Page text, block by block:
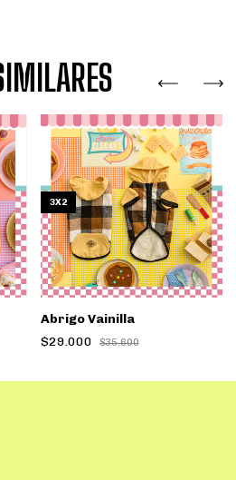
3X2
Abrigo Vainilla
$29.000
$35.600